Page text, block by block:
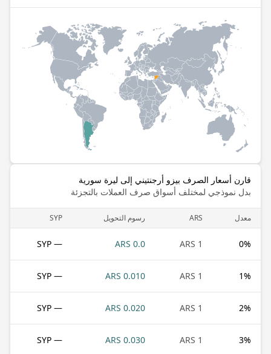
قارن أسعار الصرف بيزو أرجنتيني إلى ليرة سورية
بدل نموذجي لمختلف أسواق صرف العملات بالتجزئة
معدل ARS رسوم التحويل SYP
0%
1 ARS
0.0 ARS
— SYP
1%
1 ARS
0.010 ARS
— SYP
2%
1 ARS
0.020 ARS
— SYP
3%
1 ARS
0.030 ARS
— SYP